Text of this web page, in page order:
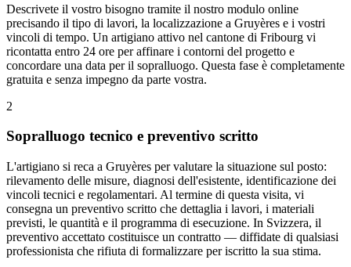
Descrivete il vostro bisogno tramite il nostro modulo online
precisando il tipo di lavori, la localizzazione a Gruyères e i vostri
vincoli di tempo. Un artigiano attivo nel cantone di Fribourg vi
ricontatta entro 24 ore per affinare i contorni del progetto e
concordare una data per il sopralluogo. Questa fase è completamente
gratuita e senza impegno da parte vostra.
2
Sopralluogo tecnico e preventivo scritto
L'artigiano si reca a Gruyères per valutare la situazione sul posto:
rilevamento delle misure, diagnosi dell'esistente, identificazione dei
vincoli tecnici e regolamentari. Al termine di questa visita, vi
consegna un preventivo scritto che dettaglia i lavori, i materiali
previsti, le quantità e il programma di esecuzione. In Svizzera, il
preventivo accettato costituisce un contratto — diffidate di qualsiasi
professionista che rifiuta di formalizzare per iscritto la sua stima.